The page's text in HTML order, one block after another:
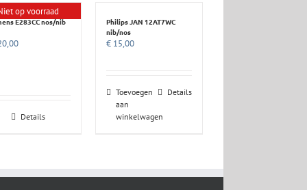
op voorraad
E283CC nos/nib
Details
Philips JAN 12AT7WC
nib/nos
€ 15,00
Toevoegen
aan
winkelwagen
Details